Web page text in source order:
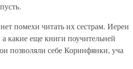
помехи читать их сестрам. Иереи
какие еще книги поучительней
позволяли себе Коринфянки, уча